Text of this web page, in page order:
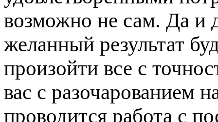
возможно не сам. Да и
желанный результат
произойти все с
вас с разочарованием
проводится работа с